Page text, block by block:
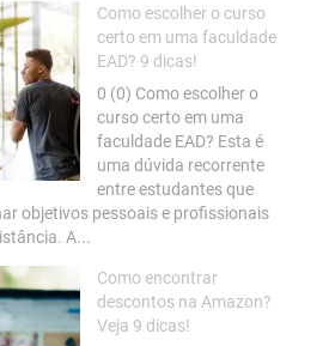
Como escolher o curso
certo em uma faculdade
EAD? 9 dicas!
0 (0) Como escolher o
curso certo em uma
faculdade EAD? Esta é
uma dúvida recorrente
entre estudantes que
objetivos pessoais e profissionais
A...
Como encontrar
descontos na Amazon?
Veja 9 dicas!